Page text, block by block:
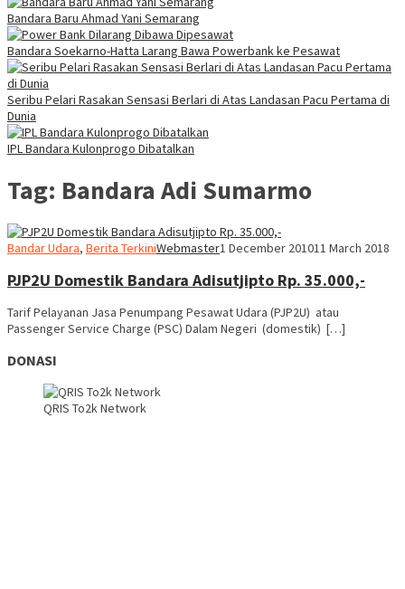
Bandara Baru Ahmad Yani Semarang
Bandara Soekarno-Hatta Larang Bawa Powerbank ke Pesawat
Seribu Pelari Rasakan Sensasi Berlari di Atas Landasan Pacu Pertama di
Dunia
IPL Bandara Kulonprogo Dibatalkan
Tag: Bandara Adi Sumarmo
Bandar Udara, Berita TerkiniWebmaster1 December 201011 March 2018
PJP2U Domestik Bandara Adisutjipto Rp. 35.000,-
Tarif Pelayanan Jasa Penumpang Pesawat Udara (PJP2U) atau
Passenger Service Charge (PSC) Dalam Negeri (domestik) […]
DONASI
QRIS To2k Network